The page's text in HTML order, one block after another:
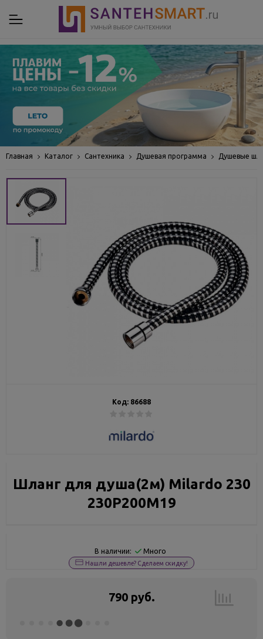
Главная Каталог Сантехника Душевая программа Душевые
Код: 86688
Шланг для душа(2м) Milardo 230
230P200M19
В наличии: Много
Нашли дешевле? Сделаем скидку!
790 руб.